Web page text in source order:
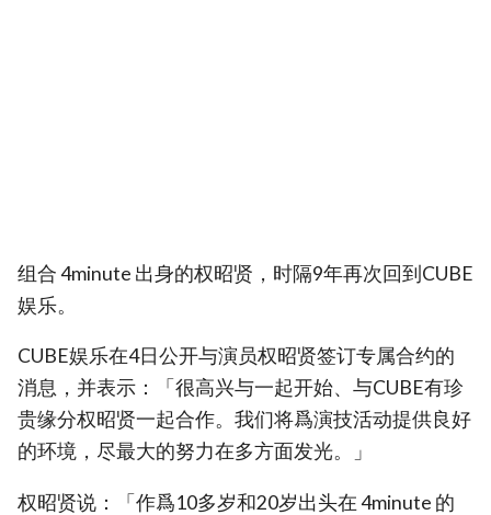
组合 4minute 出身的权昭贤，时隔9年再次回到CUBE
娱乐。
CUBE娱乐在4日公开与演员权昭贤签订专属合约的
消息，并表示：「很高兴与一起开始、与CUBE有珍
贵缘分权昭贤一起合作。我们将爲演技活动提供良好
的环境，尽最大的努力在多方面发光。」
权昭贤说：「作爲10多岁和20岁出头在 4minute 的